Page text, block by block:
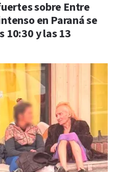
sobre Entre
en Paraná se
10:30 y las 13